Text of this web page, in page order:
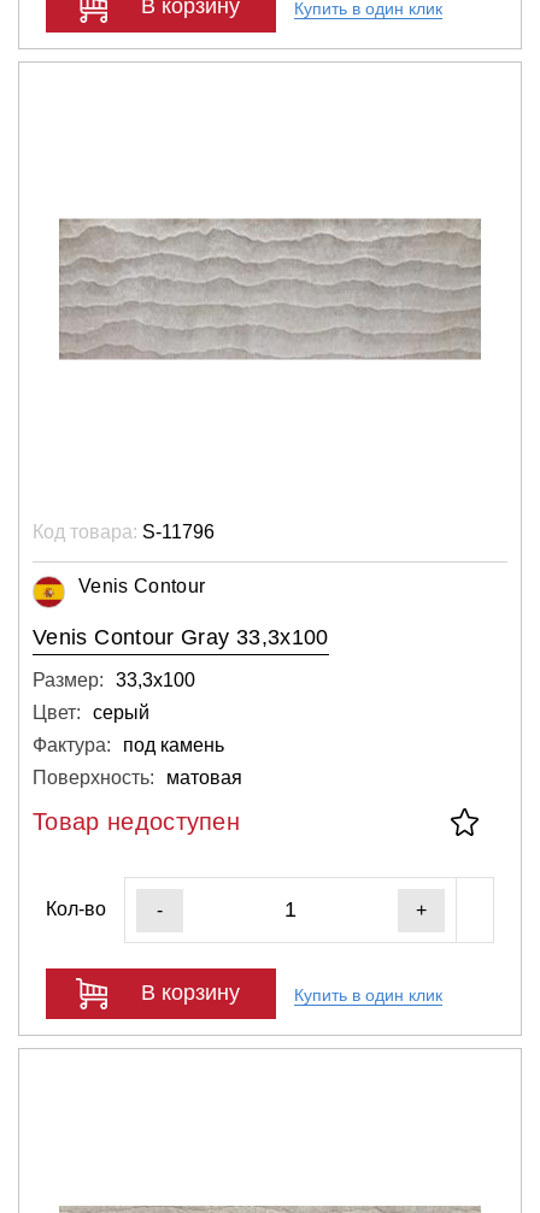
В корзину Купить в один клик
Код товара: S-11796
Venis Contour
Venis Contour Gray 33,3x100
Размер:
33,3х100
Цвет:
серый
Фактура:
под камень
Поверхность:
матовая
Товар недоступен
Кол-во - +
В корзину Купить в один клик